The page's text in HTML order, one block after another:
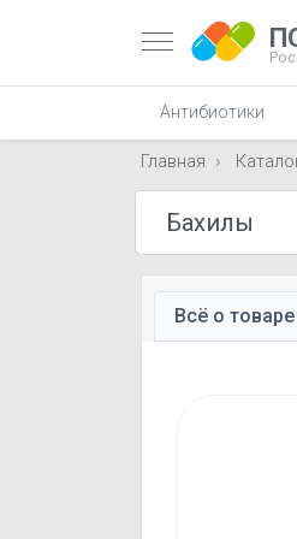
Антибиотики
Главная
Всё о товаре